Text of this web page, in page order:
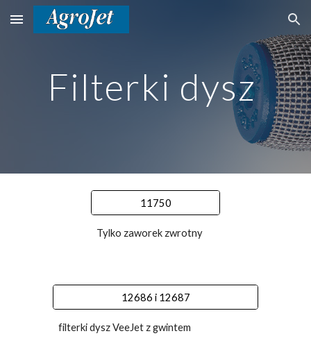
Skip to main content Skip to navigation
Filterki dysz
11750
Tylko zaworek zwrotny
12686 i 12687
filterki dysz VeeJet z gwintem